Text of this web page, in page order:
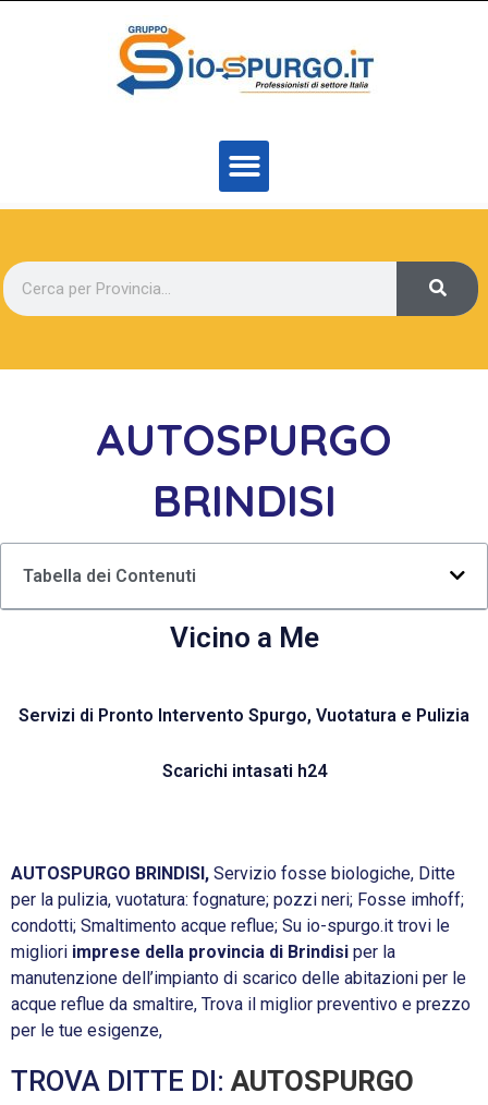
AUTOSPURGO
BRINDISI
Tabella dei Contenuti
Vicino a Me
Servizi di Pronto Intervento Spurgo, Vuotatura e Pulizia
Scarichi intasati h24
AUTOSPURGO BRINDISI, Servizio fosse biologiche, Ditte
per la pulizia, vuotatura: fognature; pozzi neri; Fosse imhoff;
condotti; Smaltimento acque reflue; Su io-spurgo.it trovi le
migliori imprese della provincia di Brindisi per la
manutenzione dell’impianto di scarico delle abitazioni per le
acque reflue da smaltire, Trova il miglior preventivo e prezzo
per le tue esigenze,
TROVA DITTE DI: AUTOSPURGO